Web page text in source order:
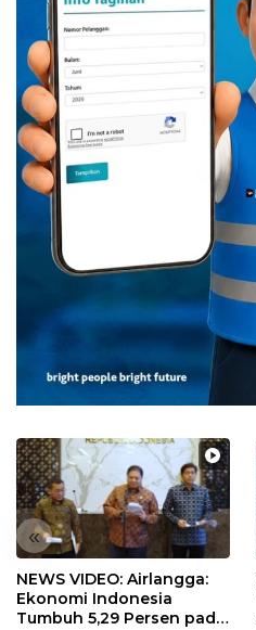
«
NEWS VIDEO: Airlangga:
Ekonomi Indonesia
Tumbuh 5,29 Persen pada